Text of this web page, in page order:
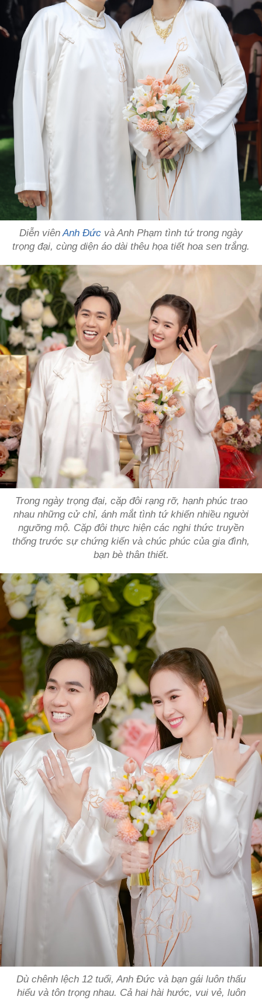
Diễn viênAnh Đức và Anh Phạm tình tứ trong ngày
trọng đại, cùng diện áo dài thêu họa tiết hoa sen trắng.
Trong ngày trọng đại, cặp đôi rạng rỡ, hạnh phúc trao
nhau những cử chỉ, ánh mắt tình tứ khiến nhiều người
ngưỡng mộ. Cặp đôi thực hiện các nghi thức truyền
thống trước sự chứng kiến và chúc phúc của gia đình,
bạn bè thân thiết.
Dù chênh lệch 12 tuổi, Anh Đức và bạn gái luôn thấu
hiểu và tôn trọng nhau. Cả hai hài hước, vui vẻ, luôn